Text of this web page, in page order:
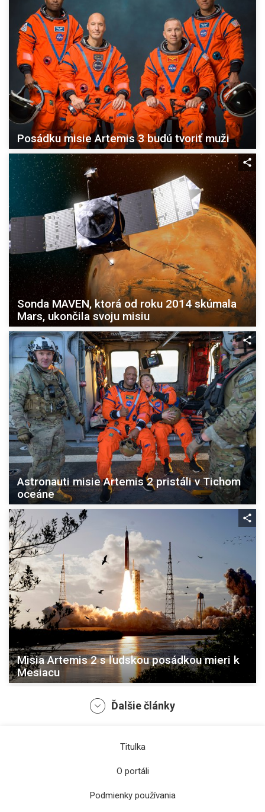
Posádku misie Artemis 3 budú tvoriť muži
Sonda MAVEN, ktorá od roku 2014 skúmala
Mars, ukončila svoju misiu
Astronauti misie Artemis 2 pristáli v Tichom
oceáne
Misia Artemis 2 s ľudskou posádkou mieri k
Mesiacu
Ďalšie články
Titulka
O portáli
Podmienky používania